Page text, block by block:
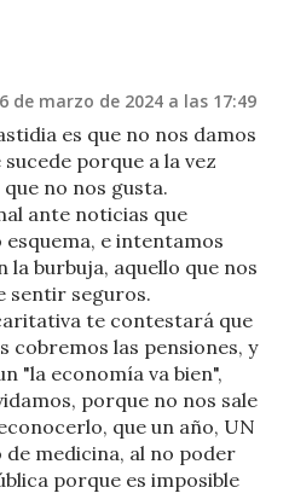
de marzo de 2024 a las 17:49
es que no nos damos
porque a la vez
no nos gusta.
ante noticias que
e intentamos
la burbuja, aquello que nos
sentir seguros.
te contestará que
cobremos las pensiones, y
"la economía va bien",
porque no nos sale
que un año, UN
medicina, al no poder
porque es imposible